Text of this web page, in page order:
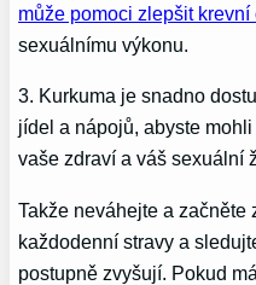
může pomoci zlepšit krevní
sexuálnímu výkonu.
3. Kurkuma je snadno
jídel a nápojů, abyste
vaše zdraví a váš sexuální
Takže neváhejte a začněte
každodenní stravy a
postupně zvyšují. Pokud